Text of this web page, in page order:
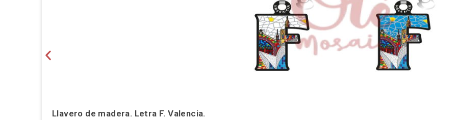
Llavero de madera. Letra F. Valencia.